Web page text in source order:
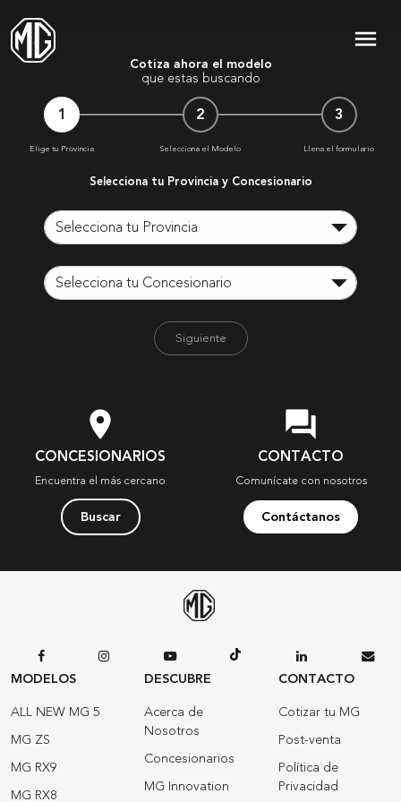
menu
Cotiza ahora el modelo
que estas buscando
1
Elige tu Provincia
2
Selecciona el Modelo
3
Llena el formulario
Selecciona tu Provincia y Concesionario
Siguiente
location_on
CONCESIONARIOS
Encuentra el más cercano
Buscar
question_answer
CONTACTO
Comunícate con nosotros
Contáctanos
MODELOS
ALL NEW MG 5
MG ZS
MG RX9
MG RX8
DESCUBRE
Acerca de
Nosotros
Concesionarios
MG Innovation
CONTACTO
Cotizar tu MG
Post-venta
Política de
Privacidad